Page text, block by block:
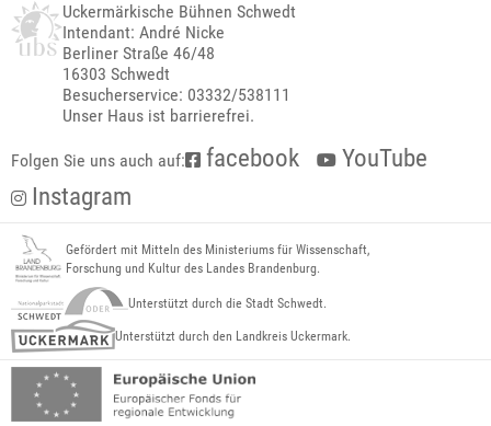
Uckermärkische Bühnen Schwedt
Intendant: André Nicke
Berliner Straße 46/48
16303 Schwedt
Besucherservice: 03332/538111
Unser Haus ist barrierefrei.
Folgen Sie uns auch auf: facebook
YouTube
Instagram
Gefördert mit Mitteln des Ministeriums für Wissenschaft,
Forschung und Kultur des Landes Brandenburg.
Unterstützt durch die Stadt Schwedt.
Unterstützt durch den Landkreis Uckermark.